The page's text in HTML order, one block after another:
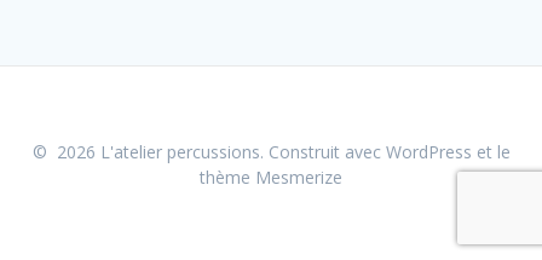
© 2026 L'atelier percussions. Construit avec WordPress et le
thème Mesmerize